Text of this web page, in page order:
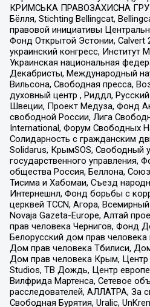
КРИМСЬКА ПРАВОЗАХИСНА
Бёлля, Stichting Bellingcat,
правовой инициативы
Фонд Открытой Эстонии, Calvert
украинский конгресс, Институт
Украинская национальная
Декабристы, Международный
Вильсона, Свободная пресса,
духовный центр , Риддл,
Швеции, Проект Медуза, Фонд
свободной России, Лига
International, Форум Свободных
Солидарность с гражданским
Solidarus, КрымSOS, Свободный
государственного управления,
общества Россия, Беллона,
Тисима и Хабомаи, Съезд
Интернешнл, Фонд борьбы с
церквей TCCN, Агора,
Novaja Gazeta-Europe, Алтай
прав человека Чернигов, Фонд
Белорусский дом прав
Дом прав человека Тбилиси,
Дом прав человека Крым, Центр
Studios, ТВ Дождь, Центр
Вилфрида Мартенса, Сетевое
расследователей, АЛЛАТРА, За
Свободная Бурятия, Uralic,